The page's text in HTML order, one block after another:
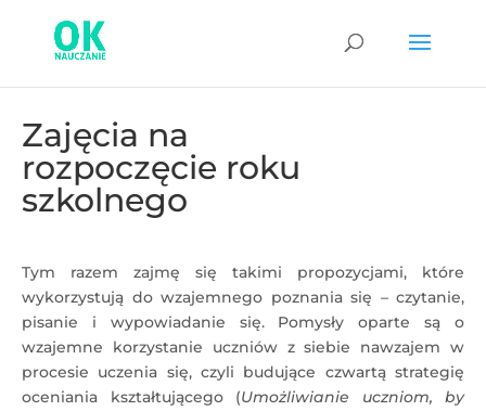
Zajęcia na
rozpoczęcie roku
szkolnego
Tym razem zajmę się takimi propozycjami, które
wykorzystują do wzajemnego poznania się – czytanie,
pisanie i wypowiadanie się. Pomysły oparte są o
wzajemne korzystanie uczniów z siebie nawzajem w
procesie uczenia się, czyli budujące czwartą strategię
oceniania kształtującego (Umożliwianie uczniom, by